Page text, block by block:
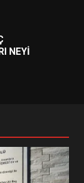
NEYİ